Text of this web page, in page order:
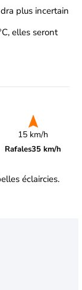
plus incertain
elles seront
15 km/h
Rafales35 km/h
éclaircies.